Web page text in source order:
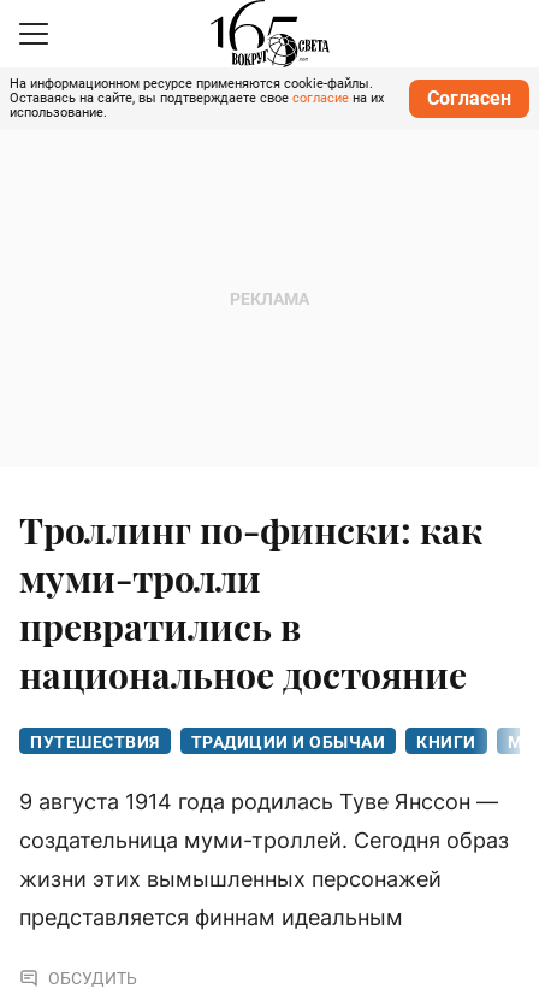
На информационном ресурсе применяются cookie-файлы.
Оставаясь на сайте, вы подтверждаете свое согласие на их
использование.
Согласен
Троллинг по-фински: как
муми-тролли
превратились в
национальное достояние
ПУТЕШЕСТВИЯ ТРАДИЦИИ И ОБЫЧАИ КНИГИ
9 августа 1914 года родилась Туве Янссон —
создательница муми-троллей. Сегодня образ
жизни этих вымышленных персонажей
представляется финнам идеальным
ОБСУДИТЬ